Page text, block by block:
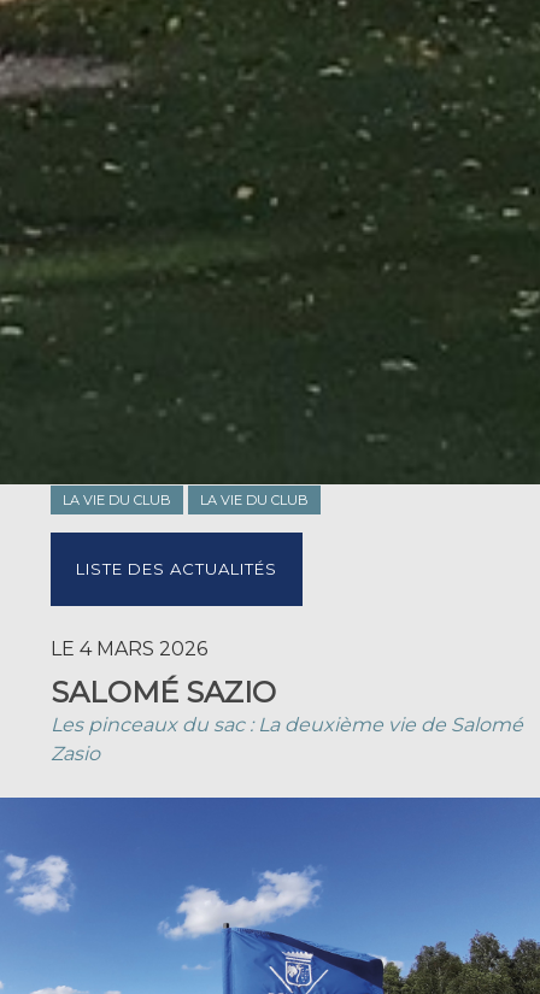
LA VIE DU CLUB LA VIE DU CLUB
LISTE DES ACTUALITÉS
LE 4 MARS 2026
SALOMÉ SAZIO
Les pinceaux du sac : La deuxième vie de Salomé
Zasio